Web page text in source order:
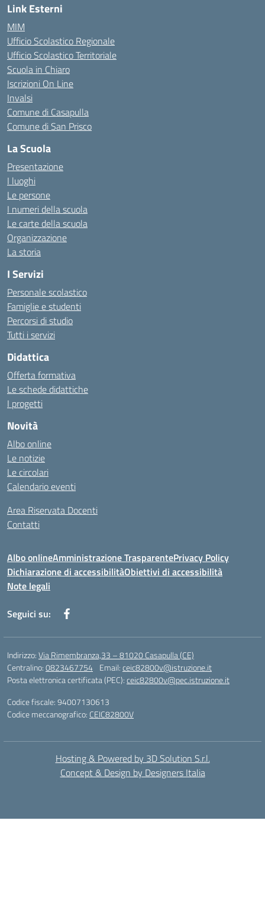
Link Esterni
MIM
Ufficio Scolastico Regionale
Ufficio Scolastico Territoriale
Scuola in Chiaro
Iscrizioni On Line
Invalsi
Comune di Casapulla
Comune di San Prisco
La Scuola
Presentazione
I luoghi
Le persone
I numeri della scuola
Le carte della scuola
Organizzazione
La storia
I Servizi
Personale scolastico
Famiglie e studenti
Percorsi di studio
Tutti i servizi
Didattica
Offerta formativa
Le schede didattiche
I progetti
Novità
Albo online
Le notizie
Le circolari
Calendario eventi
Area Riservata Docenti
Contatti
Albo onlineAmministrazione TrasparentePrivacy Policy
Dichiarazione di accessibilitàObiettivi di accessibilità
Note legali
Seguici su:
Indirizzo:Via Rimembranza,33 – 81020 Casapulla (CE)
Centralino:0823467754 Email:ceic82800v@istruzione.it
Posta elettronica certificata (PEC):ceic82800v@pec.istruzione.it
Codice fiscale: 94007130613
Codice meccanografico: CEIC82800V
Hosting & Powered by 3D Solution S.r.l.
Concept & Design by Designers Italia